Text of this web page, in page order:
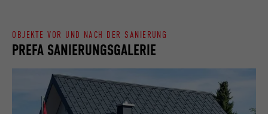
PREFA SANIERUNGSGALERIE
OBJEKTE VOR UND NACH DER SANIERUNG
uns"-Fenster enthält.
bcookie
Anbieter LinkedIn